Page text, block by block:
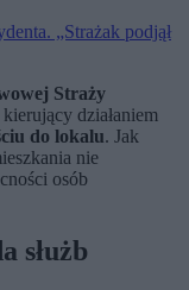
„Strażak podjął
Straży
działaniem
do lokalu. Jak
nie
osób
służb